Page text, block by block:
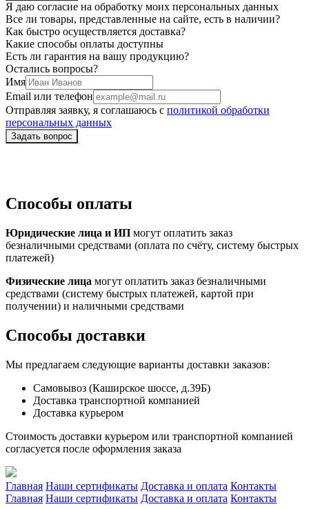
Я даю согласие на обработку моих персональных данных
Все ли товары, представленные на сайте, есть в наличии?
Как быстро осуществляется доставка?
Какие способы оплаты доступны
Есть ли гарантия на вашу продукцию?
Остались вопросы?
Имя
Email или телефон
Отправляя заявку, я соглашаюсь с политикой обработки
персональных данных
Способы оплаты
Юридические лица и ИП могут оплатить заказ
безналичными средствами (оплата по счёту, систему быстрых
платежей)
Физические лица могут оплатить заказ безналичными
средствами (систему быстрых платежей, картой при
получении) и наличными средствами
Способы доставки
Мы предлагаем следующие варианты доставки заказов:
Самовывоз (Каширское шоссе, д.39Б)
Доставка транспортной компанией
Доставка курьером
Стоимость доставки курьером или транспортной компанией
согласуется после оформления заказа
Главная Наши сертификаты Доставка и оплата Контакты
Главная Наши сертификаты Доставка и оплата Контакты